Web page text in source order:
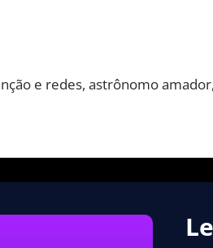
e redes, astrônomo